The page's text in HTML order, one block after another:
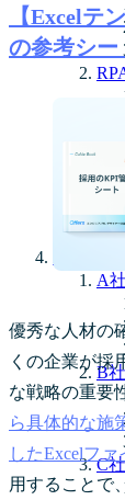
テ
A
B
C
【Excelテ
の参考シー
優秀な人材の
くの企業が採
な戦略の重要
ら具体的な施
したExcelファ
用することで